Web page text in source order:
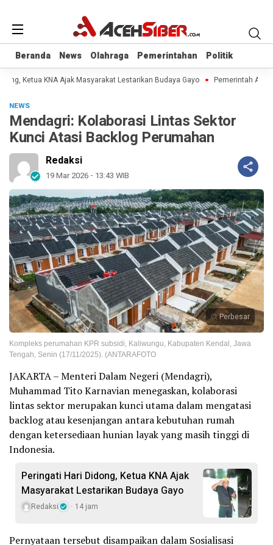
Beranda News Olahraga Pemerintahan Politik
Beranda News Olahraga Pemerintahan Politik
Ketua KNA Ajak Masyarakat Lestarikan Budaya Gayo Pemerintah Aceh
NEWS
Mendagri: Kolaborasi Lintas Sektor
Kunci Atasi Backlog Perumahan
Redaksi
19 Mar 2026 - 13:43 WIB
Perbesar
Kompleks perumahan KPR subsidi, Kaliwungu, Kabupaten Kendal, Jawa
Tengah, Senin (17/11/2025). (ANTARAFOTO
JAKARTA – Menteri Dalam Negeri (Mendagri),
Muhammad Tito Karnavian menegaskan, kolaborasi
lintas sektor merupakan kunci utama dalam mengatasi
backlog atau kesenjangan antara kebutuhan rumah
dengan ketersediaan hunian layak yang masih tinggi di
Indonesia.
Peringati Hari Didong, Ketua KNA Ajak
Masyarakat Lestarikan Budaya Gayo
Redaksi 14 jam
Pernyataan tersebut disampaikan dalam Sosialisasi